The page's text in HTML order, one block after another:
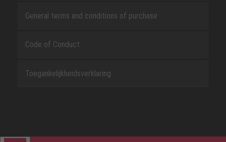
General terms and conditions of purchase
Code of Conduct
Toegankelijkheidsverklaring